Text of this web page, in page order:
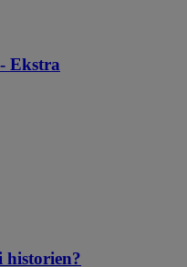
Ekstra
historien?